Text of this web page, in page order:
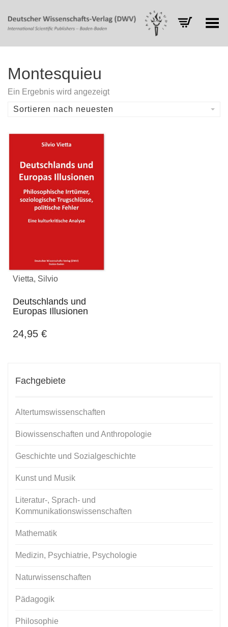
Toggle Menu
Montesquieu
Ein Ergebnis wird angezeigt
Sortieren nach neuesten
Vietta, Silvio
Deutschlands und
Europas Illusionen
24,95 €
Fachgebiete
Altertumswissenschaften
Biowissenschaften und Anthropologie
Geschichte und Sozialgeschichte
Kunst und Musik
Literatur-, Sprach- und
Kommunikationswissenschaften
Mathematik
Medizin, Psychiatrie, Psychologie
Naturwissenschaften
Pädagogik
Philosophie